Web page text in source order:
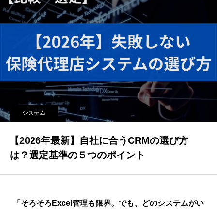
システム
【2026年最新】自社に合うCRMの選び方
は？選定基準の５つのポイント
「そろそろExcel管理も限界。でも、どのシステムがい